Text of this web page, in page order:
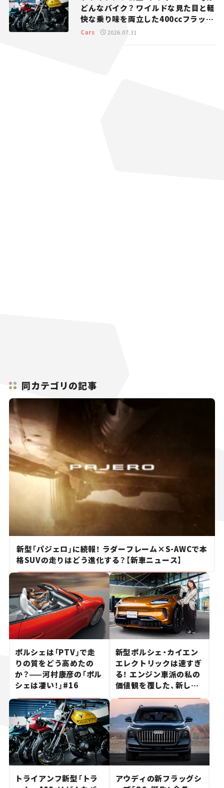
どんなバイク？ ワイルドな見た目と軽
快な乗り味を両立した400ccフラット
トラッカー【試乗レビュー】
Cars 2026.07.31
同カテゴリの記事
新型「パジェロ」に続報！ ラダーフレーム×S-AWCで本
格SUVの走りはどう進化する？【新車ニュース】
ポルシェは「PTV」で走
りの質をどう高めたの
か？——河村康彦の「ポル
シェは凄い！」#16
新型ポルシェ・カイエン
エレクトリックは速すぎ
る！ エンジン車派の私の
価値観を覆した、新しい
ポルシェの走り。
トライアンフ新型「トラ
アウディの新フラッグシ